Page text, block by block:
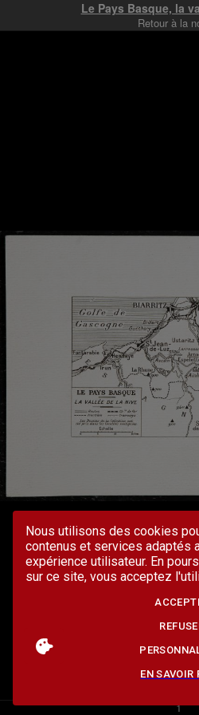
Nous utilisons des cookies
contenus et services adaptés
expérience utilisateur. En
sur ce site, vous acceptez
EN SAVOIR